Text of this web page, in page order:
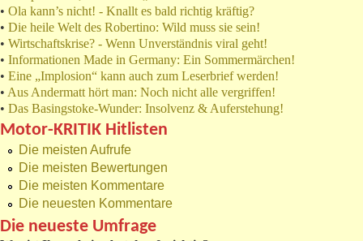
• Ola kann’s nicht! - Knallt es bald richtig kräftig?
• Die heile Welt des Robertino: Wild muss sie sein!
• Wirtschaftskrise? - Wenn Unverständnis viral geht!
• Informationen Made in Germany: Ein Sommermärchen!
• Eine „Implosion“ kann auch zum Leserbrief werden!
• Aus Andermatt hört man: Noch nicht alle vergriffen!
• Das Basingstoke-Wunder: Insolvenz & Auferstehung!
Motor-KRITIK Hitlisten
Die meisten Aufrufe
Die meisten Bewertungen
Die meisten Kommentare
Die neuesten Kommentare
Die neueste Umfrage